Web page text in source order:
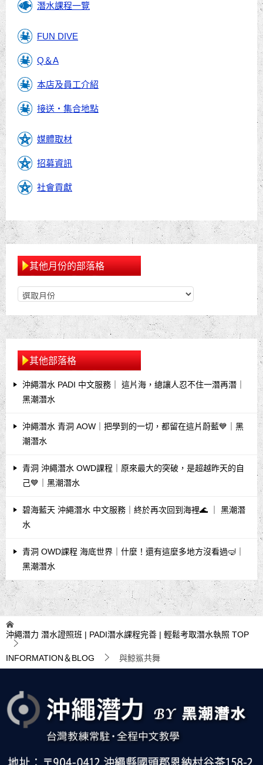
潛水課程一覽
FUN DIVE
Q＆A
本店及員工介紹
接送・集合地點
媒體取材
招募資訊
社會貢獻
其他月份的部落格
其他部落格
沖繩潛水 PADI 中文服務｜ 這片海，總讓人忍不住一潛再潛｜
黑潮潛水
沖繩潛水 青洞 AOW｜把學到的一切，都留在這片蔚藍💙｜黑
潮潛水
青洞 沖繩潛水 OWD課程｜原來最大的突破，是超越昨天的自
己💙｜黑潮潛水
碧海藍天 沖繩潛水 中文服務｜終於再次回到海裡🌊 ｜ 黑潮潛
水
青洞 OWD課程 海底世界｜什麼！還有這麼多地方沒看過🤿｜
黑潮潛水
沖繩潛力 潛水證照班 | PADI潛水課程完善 | 輕鬆考取潛水執照 TOP
INFORMATION＆BLOG 與鯨鯊共舞